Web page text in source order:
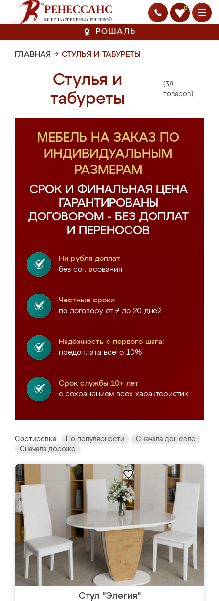
0
РОШАЛЬ
ГЛАВНАЯ → СТУЛЬЯ И ТАБУРЕТЫ
Стулья и
табуреты
(38
товаров)
МЕБЕЛЬ НА ЗАКАЗ ПО
ИНДИВИДУАЛЬНЫМ
РАЗМЕРАМ
СРОК И ФИНАЛЬНАЯ ЦЕНА
ГАРАНТИРОВАНЫ
ДОГОВОРОМ - БЕЗ ДОПЛАТ
И ПЕРЕНОСОВ
Ни рубля доплат
без согласования
Честные сроки
по договору от 7 до 20 дней
Надёжность с первого шага:
предоплата всего 10%
Срок службы 10+ лет
с сохранением всех характеристик
Сортировка: По популярности
Сначала дешевле
Сначала дороже
Стул "Элегия"